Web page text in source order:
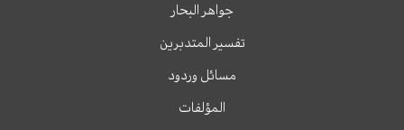
جواهر البحار
تفسير المتدبرين
مسائل وردود
المؤلفات